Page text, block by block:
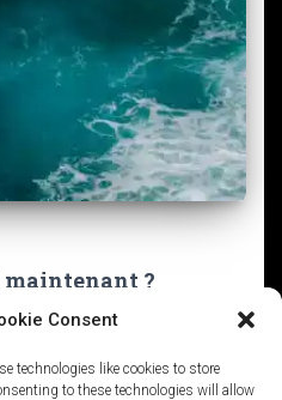
Consent
technologies like cookies to store
to these technologies will allow
?
tome de Stanley n’est
à envoyer, les nouvelles